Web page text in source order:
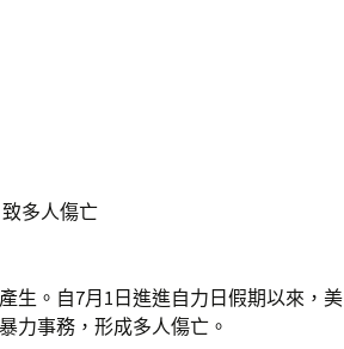
多人傷亡
生。自7月1日進進自力日假期以來，美
力事務，形成多人傷亡。